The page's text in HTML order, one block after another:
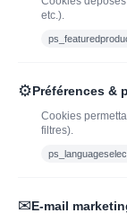
vin
Caviste en ligne
etc.).
⚙Préférences &
Cookies
filtres).
✉E-mail